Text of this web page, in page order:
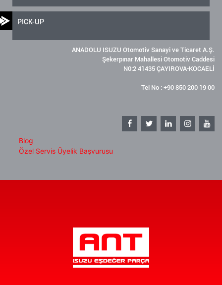
PICK-UP
ANADOLU ISUZU Otomotiv Sanayi ve Ticaret A.Ş.
Şekerpınar Mahallesi Otomotiv Caddesi
N0:2 41435 ÇAYIROVA-KOCAELİ
Tel No : +90 850 200 19 00
Blog
Özel Servis Üyelik Başvurusu